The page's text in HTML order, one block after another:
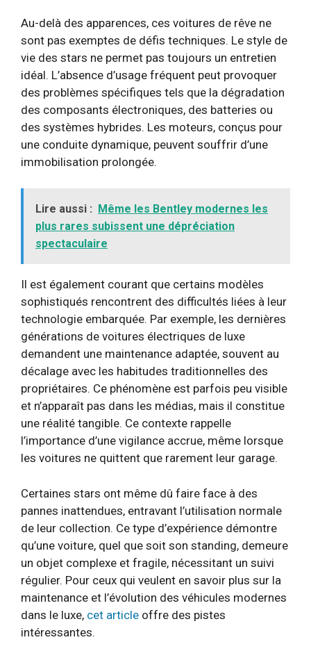
Au-delà des apparences, ces voitures de rêve ne
sont pas exemptes de défis techniques. Le style de
vie des stars ne permet pas toujours un entretien
idéal. L’absence d’usage fréquent peut provoquer
des problèmes spécifiques tels que la dégradation
des composants électroniques, des batteries ou
des systèmes hybrides. Les moteurs, conçus pour
une conduite dynamique, peuvent souffrir d’une
immobilisation prolongée.
Lire aussi : Même les Bentley modernes les
plus rares subissent une dépréciation
spectaculaire
Il est également courant que certains modèles
sophistiqués rencontrent des difficultés liées à leur
technologie embarquée. Par exemple, les dernières
générations de voitures électriques de luxe
demandent une maintenance adaptée, souvent au
décalage avec les habitudes traditionnelles des
propriétaires. Ce phénomène est parfois peu visible
et n’apparaît pas dans les médias, mais il constitue
une réalité tangible. Ce contexte rappelle
l’importance d’une vigilance accrue, même lorsque
les voitures ne quittent que rarement leur garage.
Certaines stars ont même dû faire face à des
pannes inattendues, entravant l’utilisation normale
de leur collection. Ce type d’expérience démontre
qu’une voiture, quel que soit son standing, demeure
un objet complexe et fragile, nécessitant un suivi
régulier. Pour ceux qui veulent en savoir plus sur la
maintenance et l’évolution des véhicules modernes
dans le luxe, cet article offre des pistes
intéressantes.